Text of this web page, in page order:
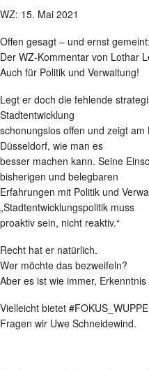
WZ: 15. Mai 2021
Offen gesagt – und ernst gemeint:
Der WZ-Kommentar von Lothar
Auch für Politik und Verwaltung!
Legt er doch die fehlende
Stadtentwicklung
schonungslos offen und zeigt
Düsseldorf, wie man es
besser machen kann. Seine
bisherigen und belegbaren
Erfahrungen mit Politik und
„Stadtentwicklungspolitik muss
proaktiv sein, nicht reaktiv.“
Recht hat er natürlich.
Wer möchte das bezweifeln?
Aber es ist wie immer,
Vielleicht bietet
Fragen wir Uwe Schneidewind.